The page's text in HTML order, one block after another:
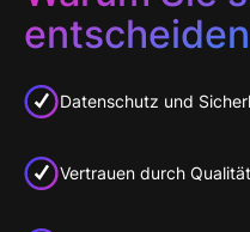
Datenschutz und
Vertrauen durch Qualität